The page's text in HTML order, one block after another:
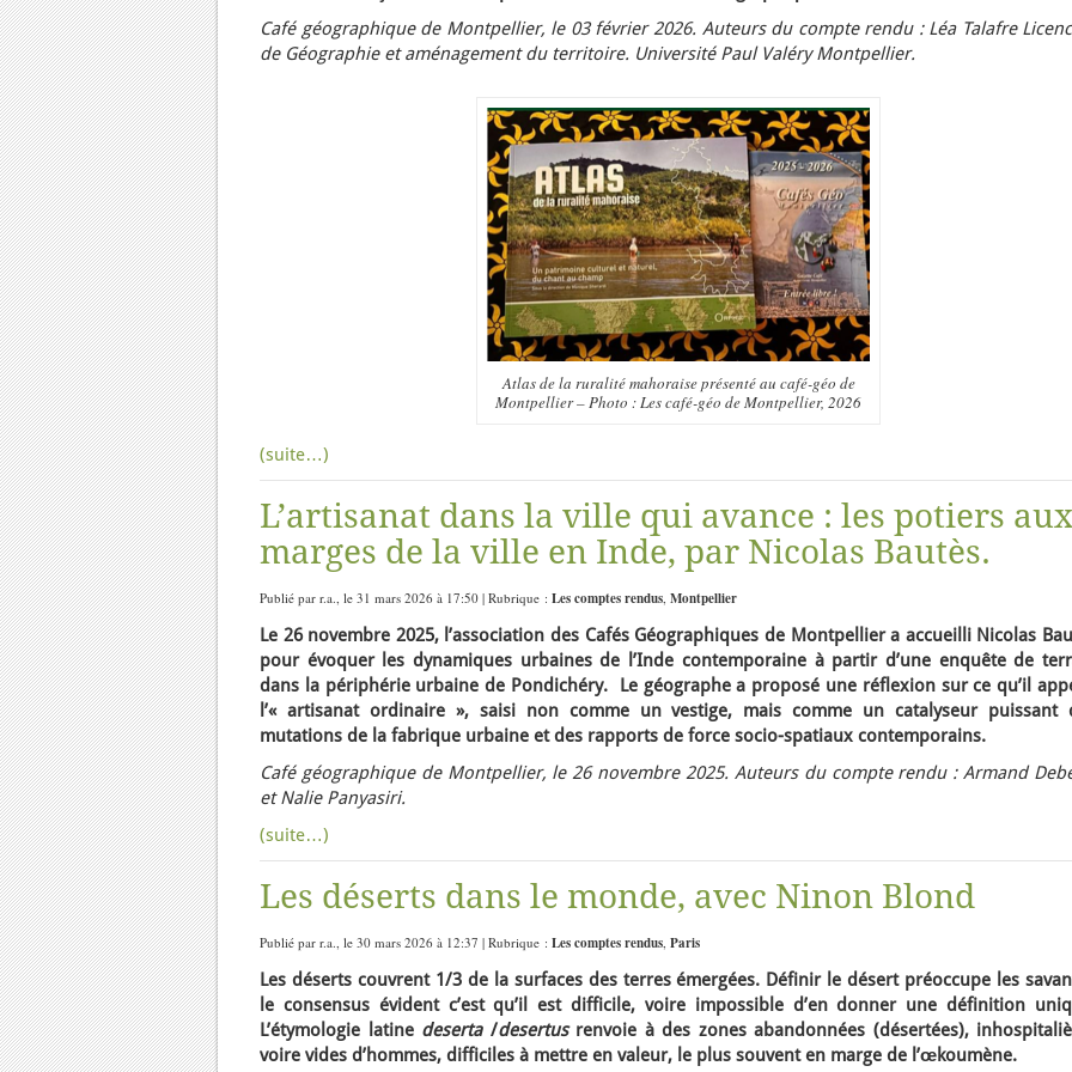
Café géographique de Montpellier, le 03 février 2026. Auteurs du compte rendu : Léa Talafre
de Géographie et aménagement du territoire. Université Paul Valéry Montpellier.
Atlas de la ruralité mahoraise présenté au café-géo de
Montpellier – Photo : Les café-géo de Montpellier, 2026
(suite…)
L’artisanat dans la ville qui avance : les potiers aux
marges de la ville en Inde, par Nicolas Bautès.
Publié par r.a., le 31 mars 2026 à 17:50 | Rubrique : Les comptes rendus, Montpellier
Le 26 novembre 2025, l’association des Cafés Géographiques de Montpellier a accueilli Nicolas
pour évoquer les dynamiques urbaines de l’Inde contemporaine à partir d’une enquête de
dans la périphérie urbaine de Pondichéry. Le géographe a proposé une réflexion sur ce qu’il
l’« artisanat ordinaire », saisi non comme un vestige, mais comme un catalyseur puissant
mutations de la fabrique urbaine et des rapports de force socio-spatiaux contemporains.
Café géographique de Montpellier, le 26 novembre 2025. Auteurs du compte rendu : Armand
et Nalie Panyasiri.
(suite…)
Les déserts dans le monde, avec Ninon Blond
Publié par r.a., le 30 mars 2026 à 12:37 | Rubrique : Les comptes rendus, Paris
Les déserts couvrent 1/3 de la surfaces des terres émergées. Définir le désert préoccupe les
le consensus évident c’est qu’il est difficile, voire impossible d’en donner une définition
L’étymologie latine deserta/desertus renvoie à des zones abandonnées (désertées),
voire vides d’hommes, difficiles à mettre en valeur, le plus souvent en marge de l’œkoumène.